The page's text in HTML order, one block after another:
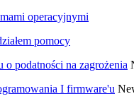
operacyjnymi
pomocy
o podatności na zagrożenia
I firmware'u